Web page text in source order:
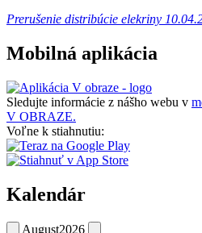
Prerušenie distribúcie elekriny
Mobilná aplikácia
Sledujte informácie z nášho webu v
V OBRAZE.
Voľne k stiahnutiu:
Kalendár
August2026